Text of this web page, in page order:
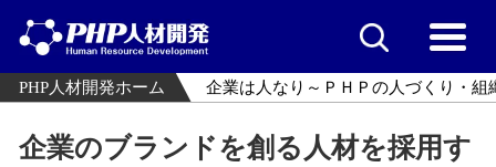
PHP人材開発ホーム 企業は人なり～ＰＨＰの人づくり・組
企業のブランドを創る人材を採用す